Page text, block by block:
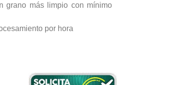
grano más limpio con mínimo
por hora